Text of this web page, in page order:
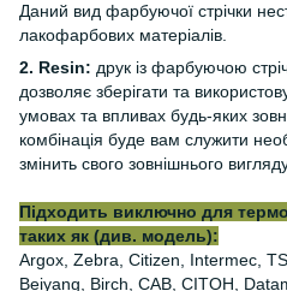
Даний вид фарбуючої стрічки
лакофарбових матеріалів.
2. Resin: друк із фарбуючою
дозволяє зберігати та
умовах та впливах будь-яких
комбінація буде вам служити
змінить свого зовнішнього
Підходить виключно для
таких як (див. модель):
Argox, Zebra, Citizen, Intermec,
Beiyang, Birch, CAB, CITOH,